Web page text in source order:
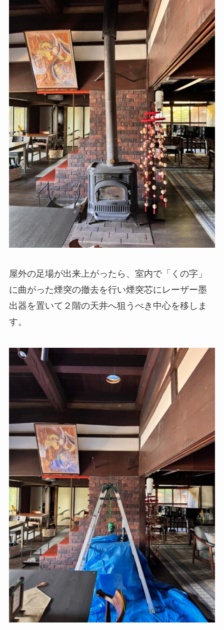
屋外の足場が出来上がったら、室内で「くの字」
に曲がった煙突の撤去を行い煙突芯にレーザー墨
出器を置いて２階の天井へ狙うべき中心を移しま
す。